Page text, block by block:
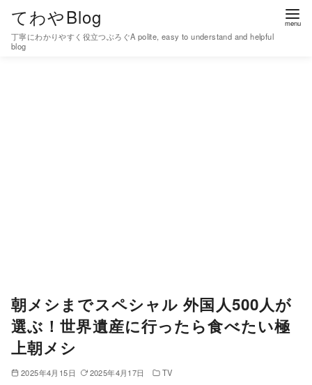
てわやBlog
丁寧にわかりやすく役立つぶろぐA polite, easy to understand and helpful
blog
朝メシまでスペシャル 外国人500人が
選ぶ！世界遺産に行ったら食べたい極
上朝メシ
2025年4月15日 2025年4月17日 TV